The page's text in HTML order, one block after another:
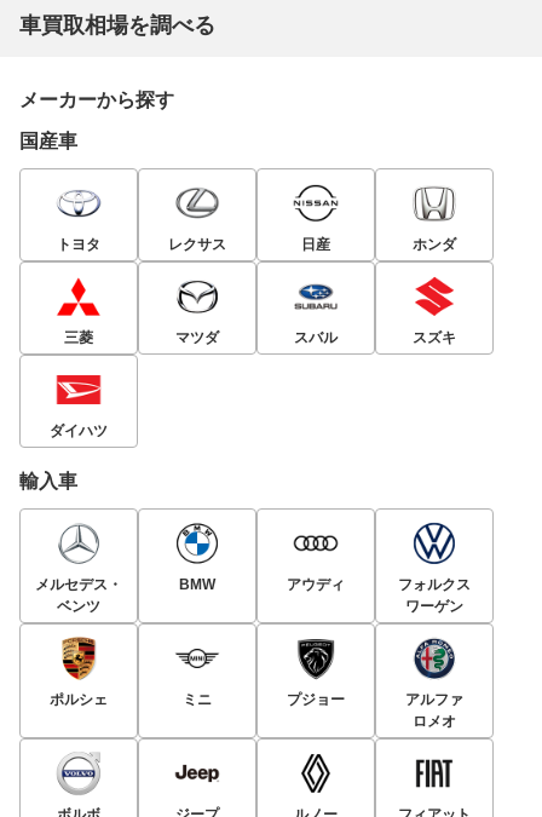
車買取相場を調べる
メーカーから探す
国産車
トヨタ レクサス 日産 ホンダ
三菱 マツダ スバル スズキ
ダイハツ
輸入車
メルセデス・
ベンツ
BMW アウディ
フォルクス
ワーゲン
ポルシェ ミニ プジョー
アルファ
ロメオ